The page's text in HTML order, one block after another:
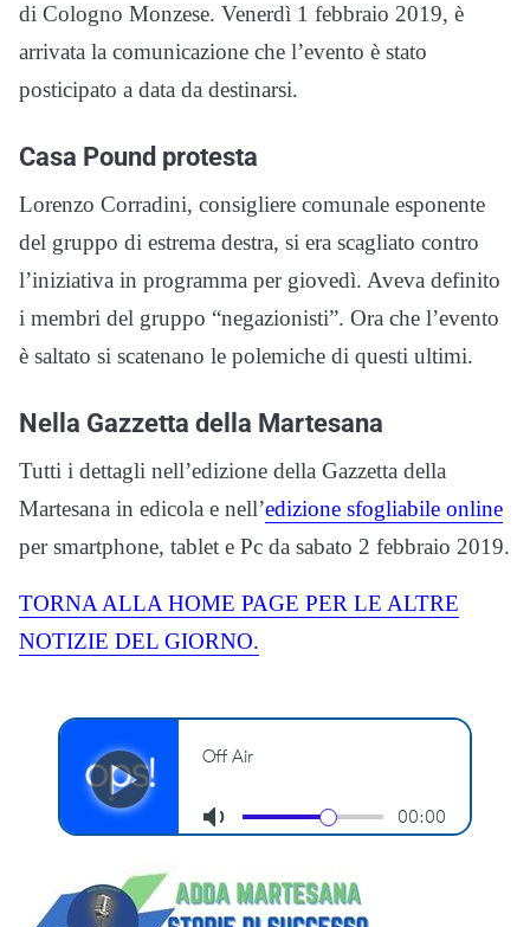
di Cologno Monzese. Venerdì 1 febbraio 2019, è
arrivata la comunicazione che l’evento è stato
posticipato a data da destinarsi.
Casa Pound protesta
Lorenzo Corradini, consigliere comunale esponente
del gruppo di estrema destra, si era scagliato contro
l’iniziativa in programma per giovedì. Aveva definito
i membri del gruppo “negazionisti”. Ora che l’evento
è saltato si scatenano le polemiche di questi ultimi.
Nella Gazzetta della Martesana
Tutti i dettagli nell’edizione della Gazzetta della
Martesana in edicola e nell’edizione sfogliabile online
per smartphone, tablet e Pc da sabato 2 febbraio 2019.
TORNA ALLA HOME PAGE PER LE ALTRE
NOTIZIE DEL GIORNO.